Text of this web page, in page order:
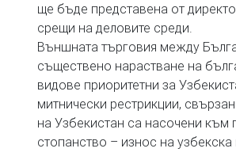
ще бъде представена от
срещи на деловите среди.
Външната търговия между
съществено нарастване на
видове приоритетни за
митнически рестрикции,
на Узбекистан са насочени към
стопанство – износ на